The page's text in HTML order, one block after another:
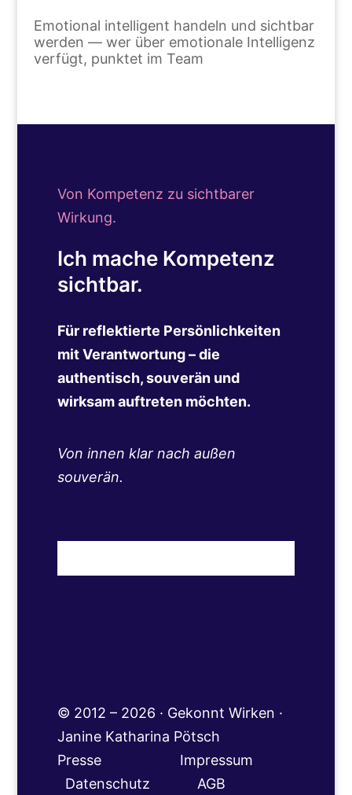
Emotional intelligent handeln und sichtbar
werden — wer über emotionale Intelligenz
verfügt, punktet im Team
Von Kompetenz zu sichtbarer
Wirkung.
Ich mache Kompetenz
sichtbar.
Für reflektierte Persönlichkeiten
mit Verantwortung – die
authentisch, souverän und
wirksam auftreten möchten.
Von innen klar nach außen
souverän.
© 2012 – 2026 · Gekonnt Wirken ·
Janine Katharina Pötsch
Presse
Impressum
Datenschutz AGB